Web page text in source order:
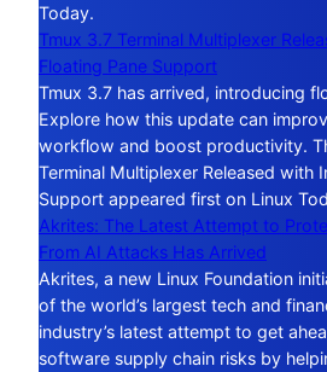
Today.
Tmux 3.7 Terminal Multiplexer
Floating Pane Support
Tmux 3.7 has arrived, introducing
Explore how this update can
workflow and boost productivity.
Terminal Multiplexer Released with
Support appeared first on Linux
Akrites: The Latest Attempt to
From AI Attacks Has Arrived
Akrites, a new Linux Foundation
of the world’s largest tech and
industry’s latest attempt to get
software supply chain risks by